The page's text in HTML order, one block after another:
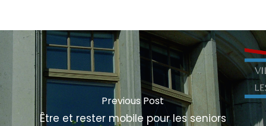
Previous Post
Être et rester mobile pour les seniors